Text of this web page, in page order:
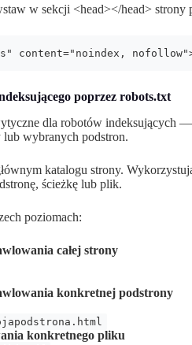
w sekcji <head></head> strony
content="noindex,
poprzez robots.txt
dla robotów indeksujących
lub wybranych podstron.
katalogu strony.
ścieżkę lub plik.
poziomach:
całej strony
konkretnej podstrony
konkretnego pliku